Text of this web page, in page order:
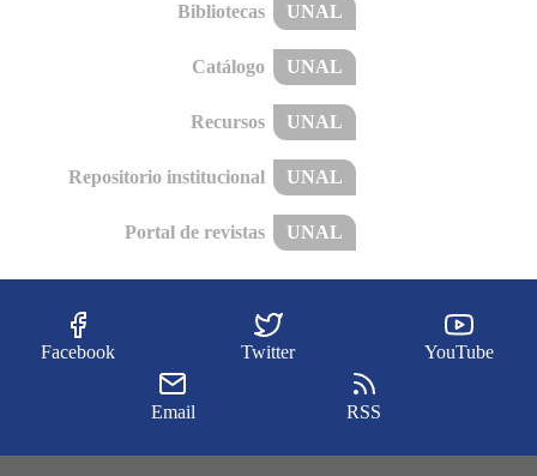
Bibliotecas UNAL
Catálogo UNAL
Recursos UNAL
Repositorio institucional UNAL
Portal de revistas UNAL
Facebook Twitter YouTube
Email RSS